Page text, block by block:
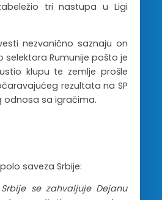
tri nastupa u Ligi
nezvanično saznaju on
selektora Rumunije pošto je
klupu te zemlje prošle
rezultata na SP
odnosa sa igračima.
saveza Srbije:
se zahvaljuje Dejanu